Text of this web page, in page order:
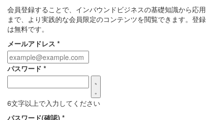
会員登録することで、インバウンドビジネスの基礎知識から応用
まで、より実践的な会員限定のコンテンツを閲覧できます。登録
は無料です。
メールアドレス *
パスワード *
6文字以上で入力してください
パスワード(確認) *